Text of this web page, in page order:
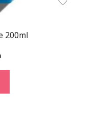
200ml